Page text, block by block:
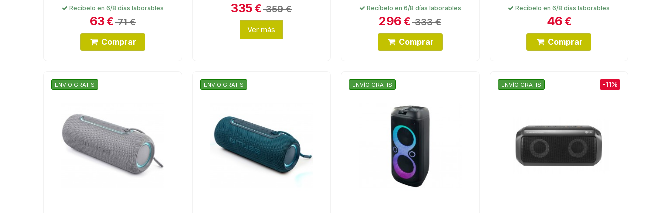
Recíbelo en 6/8 días laborables
63€71 €
Comprar
335€359 €
Ver más
Recíbelo en 6/8 días laborables
296€333 €
Comprar
Recíbelo en 6/8 días laborables
46€
Comprar
ENVÍO GRATIS ENVÍO GRATIS ENVÍO GRATIS ENVÍO GRATIS -11%